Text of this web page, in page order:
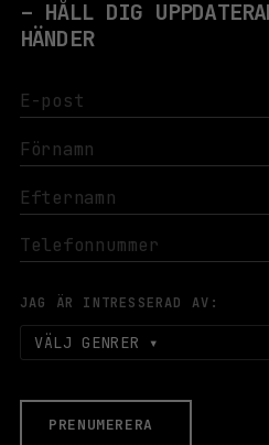
– HÅLL DIG
HÄNDER
JAG ÄR INTRESSERAD AV:
VÄLJ GENRER
PRENUMERERA